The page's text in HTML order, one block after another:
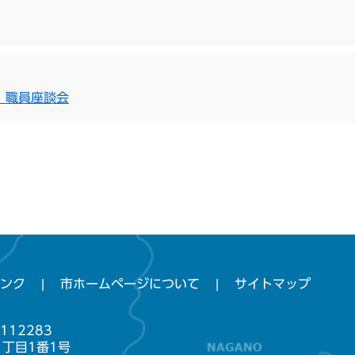
職員座談会
ク 市ホームページについて サイトマップ
目1番1号